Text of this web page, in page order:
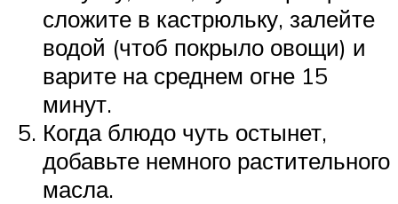
сложите в кастрюльку, залейте
водой (чтоб покрыло овощи) и
варите на среднем огне 15
минут.
Когда блюдо чуть остынет,
добавьте немного растительного
масла.